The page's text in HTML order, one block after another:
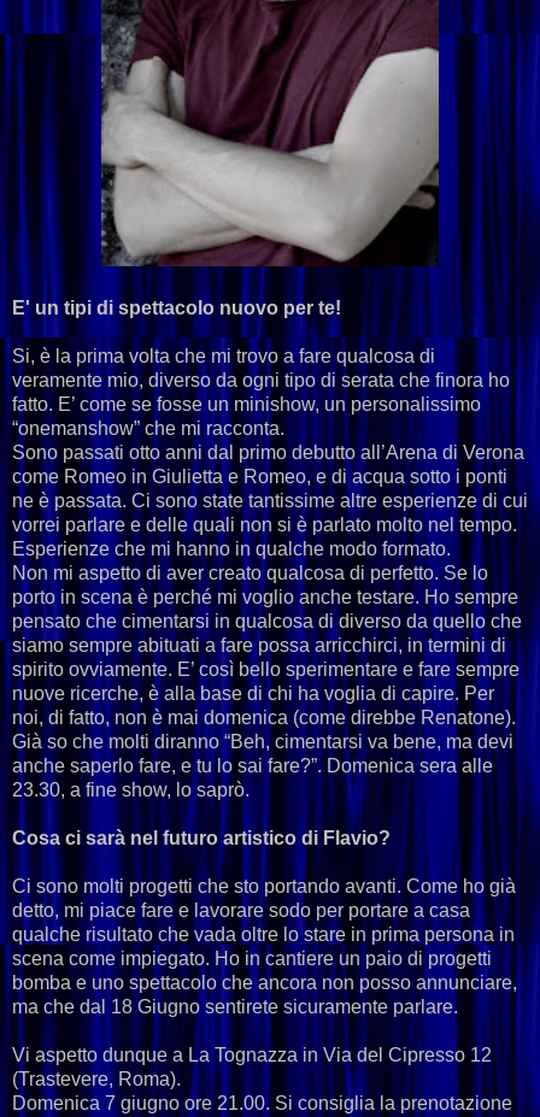
E' un tipi di spettacolo nuovo per te!
Si, è la prima volta che mi trovo a fare qualcosa di
veramente mio, diverso da ogni tipo di serata che finora ho
fatto. E’ come se fosse un minishow, un personalissimo
“onemanshow” che mi racconta.
Sono passati otto anni dal primo debutto all’Arena di Verona
come Romeo in Giulietta e Romeo, e di acqua sotto i ponti
ne è passata. Ci sono state tantissime altre esperienze di cui
vorrei parlare e delle quali non si è parlato molto nel tempo.
Esperienze che mi hanno in qualche modo formato.
Non mi aspetto di aver creato qualcosa di perfetto. Se lo
porto in scena è perché mi voglio anche testare. Ho sempre
pensato che cimentarsi in qualcosa di diverso da quello che
siamo sempre abituati a fare possa arricchirci, in termini di
spirito ovviamente. E’ così bello sperimentare e fare sempre
nuove ricerche, è alla base di chi ha voglia di capire. Per
noi, di fatto, non è mai domenica (come direbbe Renatone).
Già so che molti diranno “Beh, cimentarsi va bene, ma devi
anche saperlo fare, e tu lo sai fare?”. Domenica sera alle
23.30, a fine show, lo saprò.
Cosa ci sarà nel futuro artistico di Flavio?
Ci sono molti progetti che sto portando avanti. Come ho già
detto, mi piace fare e lavorare sodo per portare a casa
qualche risultato che vada oltre lo stare in prima persona in
scena come impiegato. Ho in cantiere un paio di progetti
bomba e uno spettacolo che ancora non posso annunciare,
ma che dal 18 Giugno sentirete sicuramente parlare.
Vi aspetto dunque a La Tognazza in Via del Cipresso 12
(Trastevere, Roma).
Domenica 7 giugno ore 21.00. Si consiglia la prenotazione